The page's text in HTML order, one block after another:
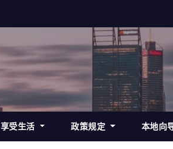
享受生活 政策规定 本地向